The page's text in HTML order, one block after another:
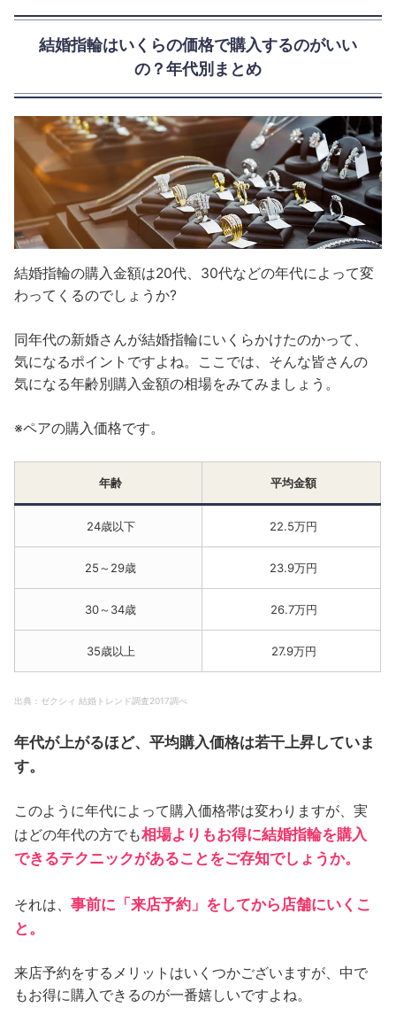
結婚指輪はいくらの価格で購入するのがいい
の？年代別まとめ
結婚指輪の購入金額は20代、30代などの年代によって変
わってくるのでしょうか?
同年代の新婚さんが結婚指輪にいくらかけたのかって、
気になるポイントですよね。ここでは、そんな皆さんの
気になる年齢別購入金額の相場をみてみましょう。
※ペアの購入価格です。
年齢 平均金額
24歳以下 22.5万円
25～29歳 23.9万円
30～34歳 26.7万円
35歳以上 27.9万円
出典：ゼクシィ 結婚トレンド調査2017調べ
年代が上がるほど、平均購入価格は若干上昇していま
す。
このように年代によって購入価格帯は変わりますが、実
はどの年代の方でも相場よりもお得に結婚指輪を購入
できるテクニックがあることをご存知でしょうか。
それは、事前に「来店予約」をしてから店舗にいくこ
と。
来店予約をするメリットはいくつかございますが、中で
もお得に購入できるのが一番嬉しいですよね。